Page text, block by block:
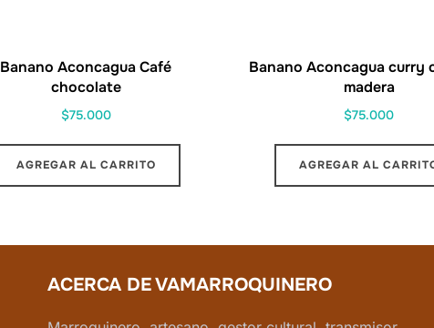
Banano Aconcagua Café
chocolate
$75.000
AGREGAR AL CARRITO
Banano Aconcagua curry
madera
$75.000
AGREGAR AL
ACERCA DE VAMARROQUINERO